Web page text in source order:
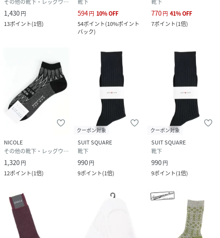
その他の靴下・レッグウェア
1,430円
13ポイント(1倍)
靴下
594円 10%OFF
54ポイント(10%ポイント
バック)
靴下
770円 41%OFF
7ポイント(1倍)
NICOLE
その他の靴下・レッグウェア
1,320円
12ポイント(1倍)
クーポン対象
SUIT SQUARE
靴下
990円
9ポイント(1倍)
クーポン対象
SUIT SQUARE
靴下
990円
9ポイント(1倍)